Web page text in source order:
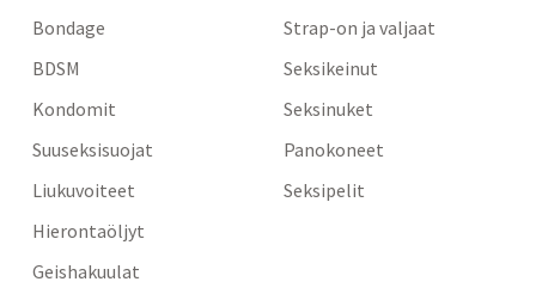
Bondage
BDSM
Kondomit
Suuseksisuojat
Liukuvoiteet
Hierontaöljyt
Geishakuulat
Strap-on ja valjaat
Seksikeinut
Seksinuket
Panokoneet
Seksipelit